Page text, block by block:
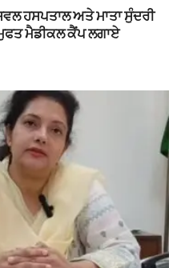
ਹਸਪਤਾਲ ਅਤੇ ਮਾਤਾ ਸੁੰਦਰੀ
ਮੈਡੀਕਲ ਕੈਂਪ ਲਗਾਏ